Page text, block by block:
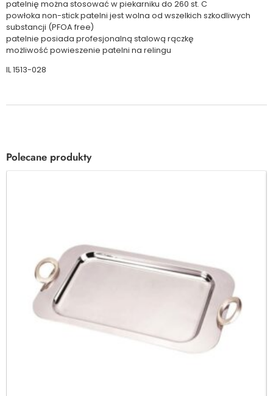
patelnię można stosować w piekarniku do 260 st. C
powłoka non-stick patelni jest wolna od wszelkich szkodliwych
substancji (PFOA free)
patelnie posiada profesjonalną stalową rączkę
możliwość powieszenie patelni na relingu
IL 1513-028
Polecane produkty